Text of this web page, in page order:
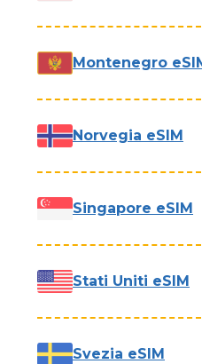
Montenegro
Norvegia eSIM
Singapore eSIM
Stati Uniti eSIM
Svezia eSIM